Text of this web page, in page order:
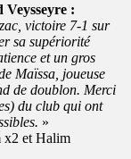
Veysseyre :
victoire 7-1 sur
sa supériorité
et un gros
Maïssa, joueuse
de doublon. Merci
du club qui ont
»
x2 et Halim